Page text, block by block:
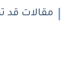
مقالات قد